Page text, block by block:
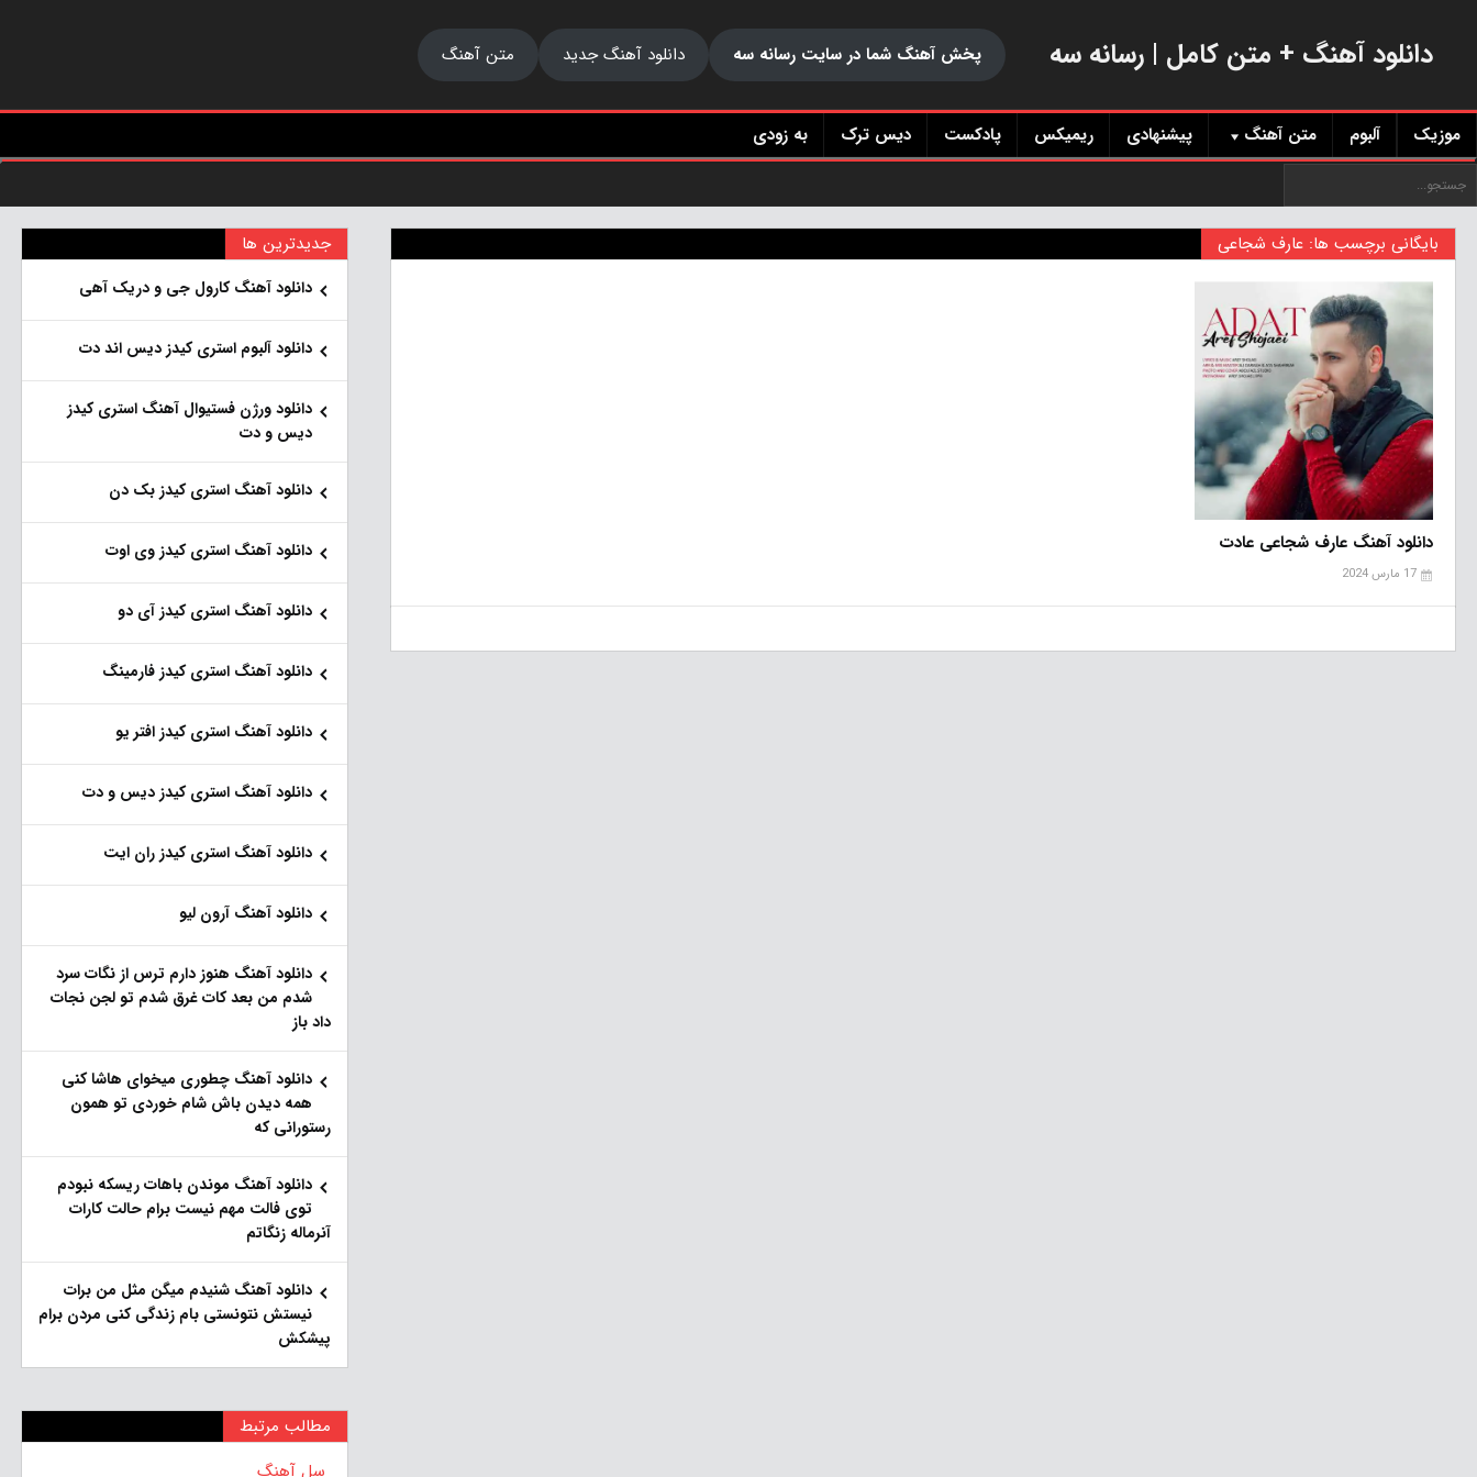
دانلود آهنگ + متن کامل | رسانه سه پخش آهنگ شما در سایت رسانه سه دانلود آهنگ جدید متن آهنگ
موزیک آلبوم متن آهنگ پیشنهادی ریمیکس پادکست دیس ترک به زودی
بایگانی برچسب ها: عارف شجاعی
دانلود آهنگ عارف شجاعی عادت
17 مارس 2024
جدیدترین ها
دانلود آهنگ کارول جی و دریک آهی
دانلود آلبوم استری کیدز دیس اند دت
دانلود ورژن فستیوال آهنگ استری کیدز
دیس و دت
دانلود آهنگ استری کیدز بک دن
دانلود آهنگ استری کیدز وی اوت
دانلود آهنگ استری کیدز آی دو
دانلود آهنگ استری کیدز فارمینگ
دانلود آهنگ استری کیدز افتر یو
دانلود آهنگ استری کیدز دیس و دت
دانلود آهنگ استری کیدز ران ایت
دانلود آهنگ آرون لیو
دانلود آهنگ هنو‌ز دارم ترس از نگات سرد
شدم من بعد کات غرق شدم تو لجن نجات
داد باز
دانلود آهنگ چطوری میخوای هاشا کنی
همه دیدن باش شام خوردی تو همون
رستورانی که
دانلود آهنگ موندن باهات ریسکه نبودم
توی فالت مهم نیست برام حالت کارات
آنرماله زنگاتم
دانلود آهنگ شنیدم میگن مثل من برات
نیستش نتونستی بام زندگی کنی مردن برام
پیشکش
مطالب مرتبط
سل آهنگ